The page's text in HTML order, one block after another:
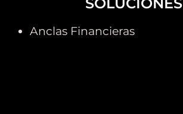
Anclas Financieras